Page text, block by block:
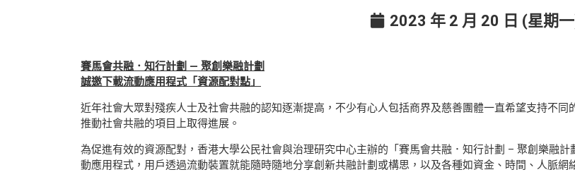
2023 年 2 月 20 日 (星期
賽馬會共融．知行計劃 — 聚創樂融計劃
誠邀下載流動應用程式「資源配對點」
近年社會大眾對殘疾人士及社會共融的認知逐漸提高，不少有心人包括商界及慈善團體一直希望支持不
推動社會共融的項目上取得進展。
為促進有效的資源配對，香港大學公民社會與治理研究中心主辦的「賽馬會共融．知行計劃 – 聚創樂融計
動應用程式，用戶透過流動裝置就能隨時隨地分享創新共融計劃或構思，以及各種如資金、時間、人脈網